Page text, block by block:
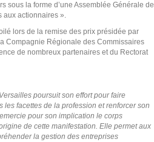
sous la forme d’une Assemblée Générale de
aux actionnaires ».
lors de la remise des prix présidée par
Compagnie Régionale des Commissaires
de nombreux partenaires et du Rectorat
poursuit son effort pour faire
les facettes de la profession et renforcer son
pour son implication le corps
de cette manifestation. Elle permet aux
la gestion des entreprises